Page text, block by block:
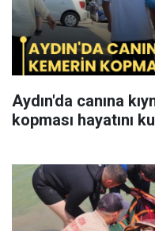
Aydın'da canına
kopması hayatını